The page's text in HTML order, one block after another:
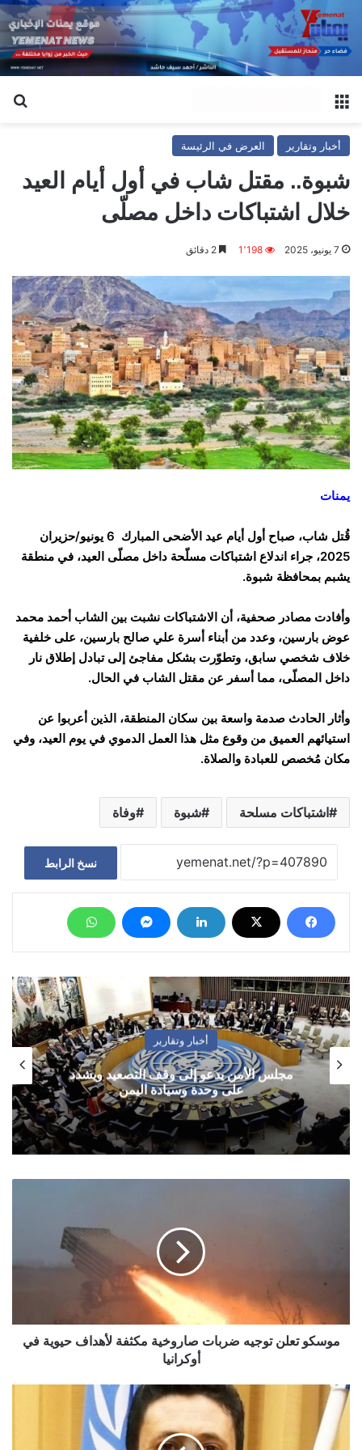
أخبار وتقارير العرض في الرئيسة
شبوة.. مقتل شاب في أول أيام العيد
خلال اشتباكات داخل مصلّى
7 يونيو، 2025 1٬198
يمنات
قُتل شاب، صباح أول أيام عيد الأضحى المبارك 6 يونيو/حزيران
2025، جراء اندلاع اشتباكات مسلّحة داخل مصلّى العيد، في منطقة
يشبم بمحافظة شبوة.
وأفادت مصادر صحفية، أن الاشتباكات نشبت بين الشاب أحمد محمد
عوض بارسين، وعدد من أبناء أسرة علي صالح بارسين، على خلفية
خلاف شخصي سابق، وتطوّرت بشكل مفاجئ إلى تبادل إطلاق نار
داخل المصلّى، مما أسفر عن مقتل الشاب في الحال.
وأثار الحادث صدمة واسعة بين سكان المنطقة، الذين أعربوا عن
استيائهم العميق من وقوع مثل هذا العمل الدموي في يوم العيد، وفي
مكان مُخصص للعبادة والصلاة.
اشتباكات مسلحة شبوة وفاة
نسخ الرابط
أخبار وتقارير
مجلس الأمن يدعو إلى وقف التصعيد ويشدد
على وحدة وسيادة اليمن
لأهداف
في
أوكرانيا
موسكو تعلن توجيه ضربات صاروخية مكثفة لأهداف حيوية في
أوكرانيا
المرتضى
يدعو
الطرف
الأخر